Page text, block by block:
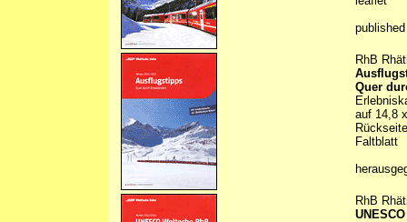
RhB
Quer
auf 14,8
Faltblatt
RhB